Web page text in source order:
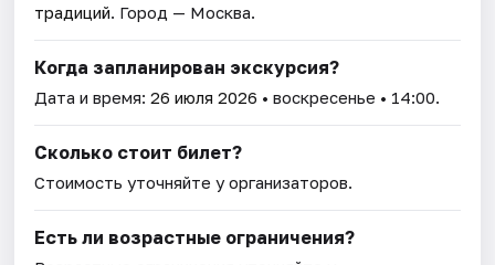
традиций. Город — Москва.
Когда запланирован экскурсия?
Дата и время:26 июля 2026 • воскресенье • 14:00.
Сколько стоит билет?
Стоимость уточняйте у организаторов.
Есть ли возрастные ограничения?